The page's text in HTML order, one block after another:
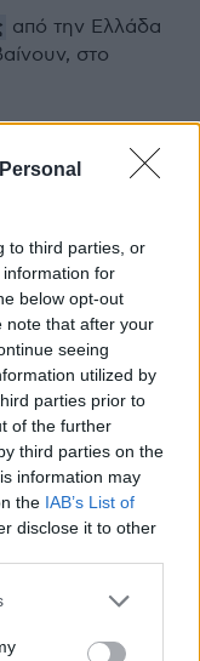
to third parties, or
for
below opt-out
note that after your
seeing
utilized by
parties prior to
of the further
third parties on the
information may
the IAB’s List of
disclose it to other
or more Google
You may click to
από την Ελλάδα
στο